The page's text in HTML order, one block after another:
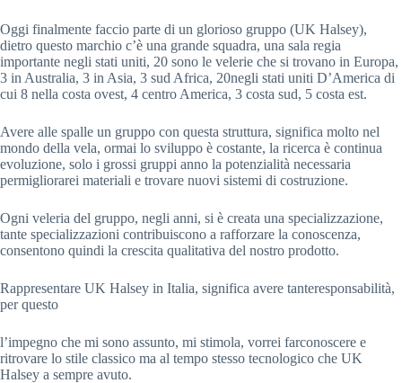
Oggi finalmente faccio parte di un glorioso gruppo (UK Halsey),
dietro questo marchio c’è una grande squadra, una sala regia
importante negli stati uniti, 20 sono le velerie che si trovano in Europa,
3 in Australia, 3 in Asia, 3 sud Africa, 20negli stati uniti D’America di
cui 8 nella costa ovest, 4 centro America, 3 costa sud, 5 costa est.
Avere alle spalle un gruppo con questa struttura, significa molto nel
mondo della vela, ormai lo sviluppo è costante, la ricerca è continua
evoluzione, solo i grossi gruppi anno la potenzialità necessaria
permigliorarei materiali e trovare nuovi sistemi di costruzione.
Ogni veleria del gruppo, negli anni, si è creata una specializzazione,
tante specializzazioni contribuiscono a rafforzare la conoscenza,
consentono quindi la crescita qualitativa del nostro prodotto.
Rappresentare UK Halsey in Italia, significa avere tanteresponsabilità,
per questo
l’impegno che mi sono assunto, mi stimola, vorrei farconoscere e
ritrovare lo stile classico ma al tempo stesso tecnologico che UK
Halsey a sempre avuto.